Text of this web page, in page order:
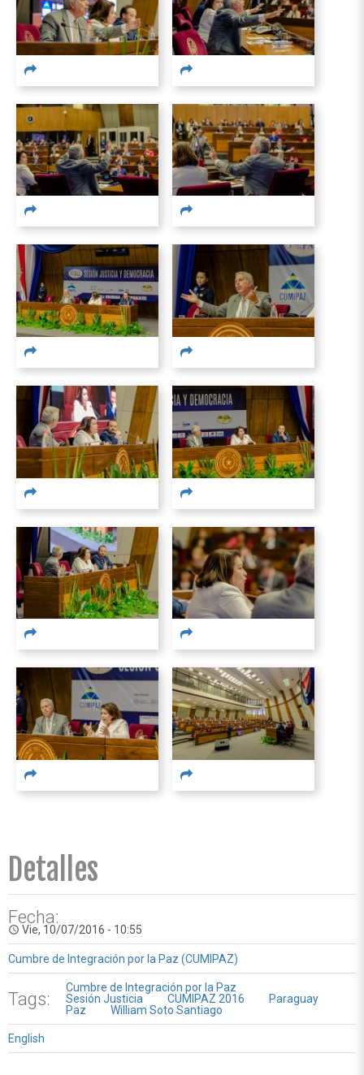
Detalles
Fecha:
access_time Vie, 10/07/2016 - 10:55
Cumbre de Integración por la Paz (CUMIPAZ)
Tags:
Cumbre de Integración por la Paz
Sesión Justicia
CUMIPAZ 2016
Paraguay
Paz
William Soto Santiago
English